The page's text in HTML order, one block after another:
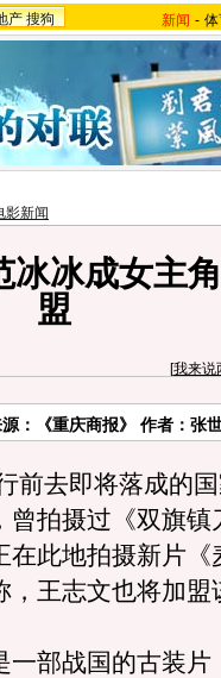
产 搜狗 新闻 -
影新闻
冰冰成女主
盟
[我来说
：《重庆商报》 作者：张
去即将落成的国
曾拍摄过《双旗镇
在此地拍摄新片《
，王志文也将加盟
部战国的古装片